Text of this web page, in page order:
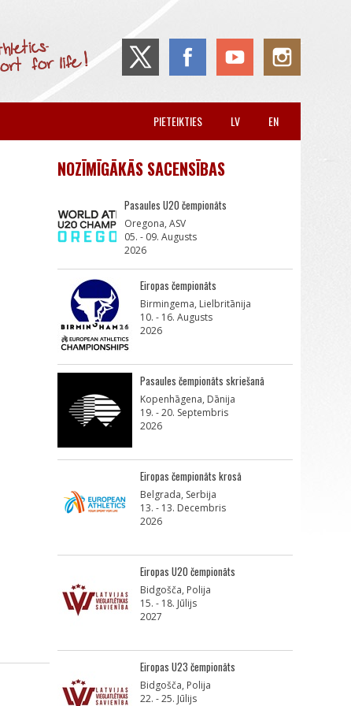
EN
LV
PIETEIKTIES
NOZĪMĪGĀKĀS SACENSĪBAS
Pasaules U20 čempionāts
Oregona, ASV
05. - 09. Augusts
2026
Eiropas čempionāts
Birmingema, Lielbritānija
10. - 16. Augusts
2026
Pasaules čempionāts skriešanā
Kopenhāgena, Dānija
19. - 20. Septembris
2026
Eiropas čempionāts krosā
Belgrada, Serbija
13. - 13. Decembris
2026
Eiropas U20 čempionāts
Bidgošča, Polija
15. - 18. Jūlijs
2027
Eiropas U23 čempionāts
Bidgošča, Polija
22. - 25. Jūlijs